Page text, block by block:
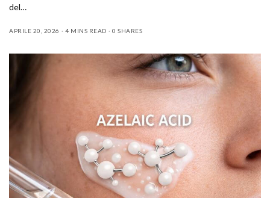
del…
APRILE 20, 2026 4 MINS READ 0 SHARES